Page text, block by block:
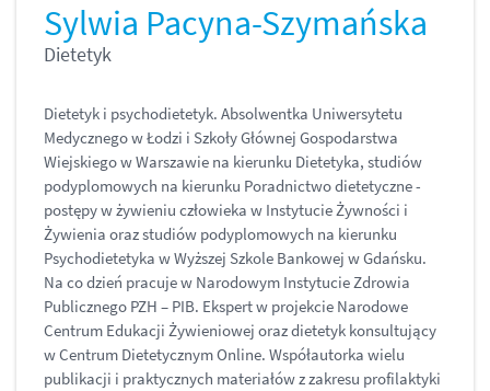
Sylwia Pacyna-Szymańska
Dietetyk
Dietetyk i psychodietetyk. Absolwentka Uniwersytetu
Medycznego w Łodzi i Szkoły Głównej Gospodarstwa
Wiejskiego w Warszawie na kierunku Dietetyka, studiów
podyplomowych na kierunku Poradnictwo dietetyczne -
postępy w żywieniu człowieka w Instytucie Żywności i
Żywienia oraz studiów podyplomowych na kierunku
Psychodietetyka w Wyższej Szkole Bankowej w Gdańsku.
Na co dzień pracuje w Narodowym Instytucie Zdrowia
Publicznego PZH – PIB. Ekspert w projekcie Narodowe
Centrum Edukacji Żywieniowej oraz dietetyk konsultujący
w Centrum Dietetycznym Online. Współautorka wielu
publikacji i praktycznych materiałów z zakresu profilaktyki